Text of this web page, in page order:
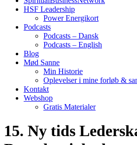
HSF Leadership
Power Energikort
Podcasts
Podcasts – Dansk
Podcasts – English
Blog
Mød Sanne
Min Historie
Oplevelser i mine forløb &
Kontakt
Webshop
Gratis Materialer
15. Ny tids